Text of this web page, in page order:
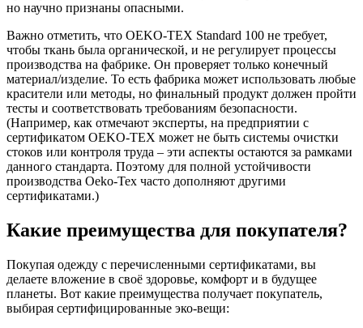
но научно признаны опасными.
Важно отметить, что OEKO-TEX Standard 100 не требует,
чтобы ткань была органической, и не регулирует процессы
производства на фабрике. Он проверяет только конечный
материал/изделие. То есть фабрика может использовать любые
красители или методы, но финальный продукт должен пройти
тесты и соответствовать требованиям безопасности.
(Например, как отмечают эксперты, на предприятии с
сертификатом OEKO-TEX может не быть системы очистки
стоков или контроля труда – эти аспекты остаются за рамками
данного стандарта. Поэтому для полной устойчивости
производства Oeko-Tex часто дополняют другими
сертификатами.)
Какие преимущества для покупателя?
Покупая одежду с перечисленными сертификатами, вы
делаете вложение в своё здоровье, комфорт и в будущее
планеты. Вот какие преимущества получает покупатель,
выбирая сертифицированные эко-вещи: